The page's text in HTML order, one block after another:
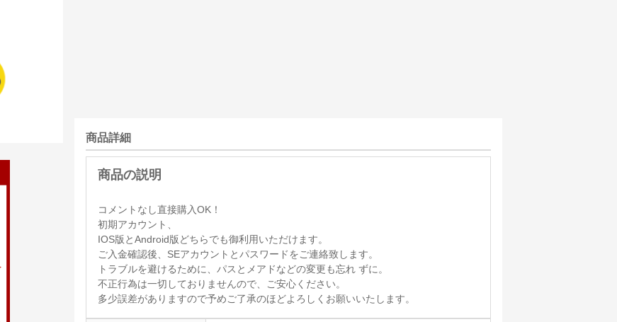
商品詳細
コメントなし直接購入OK！
初期アカウント、
IOS版とAndroid版どちらでも御利用いただけます。
ご入金確認後、SEアカウントとパスワードをご連絡致します。
トラブルを避けるために、パスとメアドなどの変更も忘れ ずに。
不正行為は一切しておりませんので、ご安心ください。
多少誤差がありますので予めご了承のほどよろしくお願いいたします。